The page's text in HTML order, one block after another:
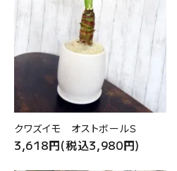
クワズイモ オストボールＳ
3,618円(税込3,980円)